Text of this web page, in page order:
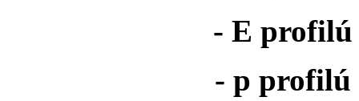
- E profilú
- p profilú